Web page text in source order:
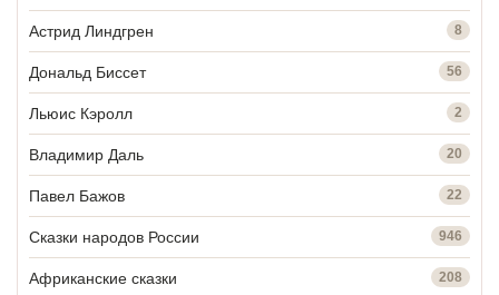
Астрид Линдгрен 8
Дональд Биссет 56
Льюис Кэролл 2
Владимир Даль 20
Павел Бажов 22
Сказки народов России 946
Африканские сказки 208